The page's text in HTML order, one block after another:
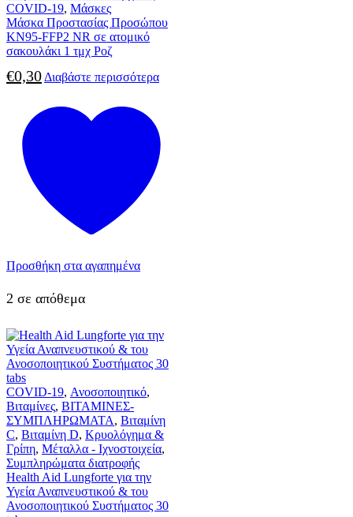
COVID-19, Μάσκες
Μάσκα Προστασίας Προσώπου
ΚΝ95-FFP2 NR σε ατομικό
σακουλάκι 1 τμχ Ροζ
€0,30 Διαβάστε περισσότερα
Προσθήκη στα αγαπημένα
2 σε απόθεμα
COVID-19, Ανοσοποιητικό,
Βιταμίνες, ΒΙΤΑΜΙΝΕΣ-
ΣΥΜΠΛΗΡΩΜΑΤΑ, Βιταμίνη
C, Βιταμίνη D, Κρυολόγημα &
Γρίπη, Μέταλλα - Ιχνοστοιχεία,
Συμπληρώματα διατροφής
Health Aid Lungforte για την
Υγεία Αναπνευστικού & του
Ανοσοποιητικού Συστήματος 30